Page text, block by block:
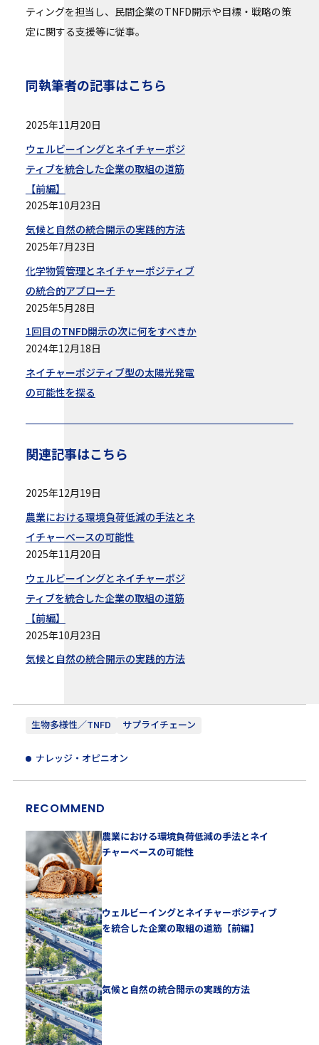
生物多様性／TNFD サプライチェーン
ナレッジ・オピニオン
RECOMMEND
農業における環境負荷低減の手法とネイ
チャーベースの可能性
ウェルビーイングとネイチャーポジティブ
を統合した企業の取組の道筋【前編】
気候と自然の統合開示の実践的方法
ティングを担当し、民間企業のTNFD開示や目標・戦略の策
定に関する支援等に従事。
同執筆者の記事はこちら
2025年11月20日
ウェルビーイングとネイチャーポジ
ティブを統合した企業の取組の道筋
【前編】
2025年10月23日
気候と自然の統合開示の実践的方法
2025年7月23日
化学物質管理とネイチャーポジティブ
の統合的アプローチ
2025年5月28日
1回目のTNFD開示の次に何をすべきか
2024年12月18日
ネイチャーポジティブ型の太陽光発電
の可能性を探る
関連記事はこちら
2025年12月19日
農業における環境負荷低減の手法とネ
イチャーベースの可能性
2025年11月20日
ウェルビーイングとネイチャーポジ
ティブを統合した企業の取組の道筋
【前編】
2025年10月23日
気候と自然の統合開示の実践的方法